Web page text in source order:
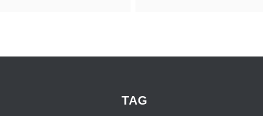
TAG